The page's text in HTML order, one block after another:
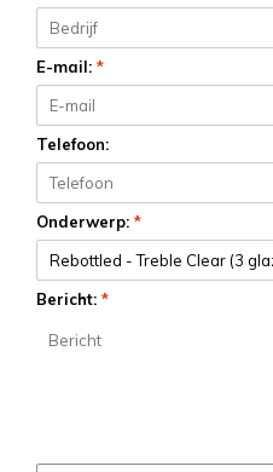
E-mail: *
Telefoon:
Onderwerp: *
Bericht: *